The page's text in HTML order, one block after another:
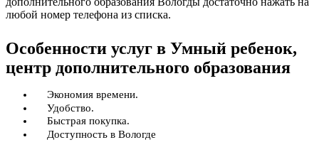
любой номер телефона из списка.
Особенности услуг в Умный ребенок,
центр дополнительного образования
Экономия времени.
Удобство.
Быстрая покупка.
Доступность в Вологде